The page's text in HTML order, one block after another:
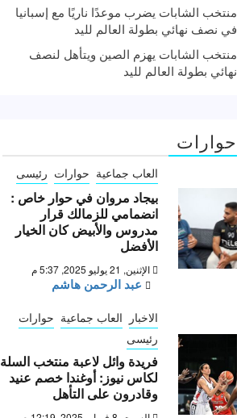
منتخب الشابات يضرب موعدًا ناريًا مع إسبانيا
في نصف نهائي بطولة العالم لليد
منتخب الشابات يهزم الصين ويتأهل لنصف
نهائي بطولة العالم لليد
حوارات
العاب جماعية حوارات رئيسى
بيجاد مروان في حوار خاص :
انضمامي للزمالك قرار
مدروس والأبيض كان الخيار
الأفضل
الإثنين, 21 يوليو 2025, 5:37 م
عبد الرحمن هاشم
الاخبار العاب جماعية حوارات
رئيسى
فريدة وائل لاعبة منتخب السلة
لكاس نيوز: أوغندا خصم عنيد
وقادرون على التأهل